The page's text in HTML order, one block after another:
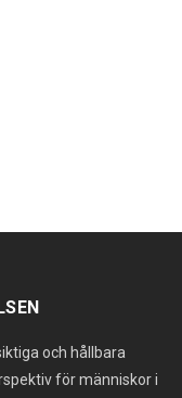
och hållbara
för människor i